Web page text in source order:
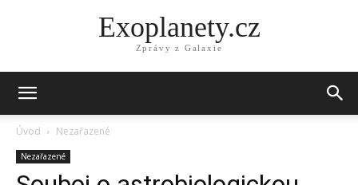
Exoplanety.cz
Zprávy z Galaxie
Úvod Nezařazené
Nezařazené